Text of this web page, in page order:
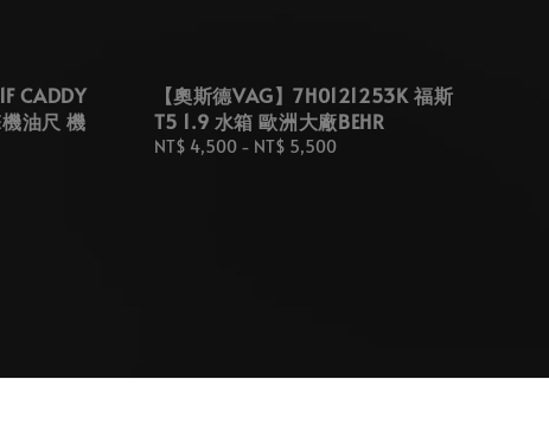
CADDY
油尺 機
【奧斯德VAG】7H0121253K 福斯
T5 1.9 水箱 歐洲大廠BEHR
Regular
NT$ 4,500- NT$ 5,500